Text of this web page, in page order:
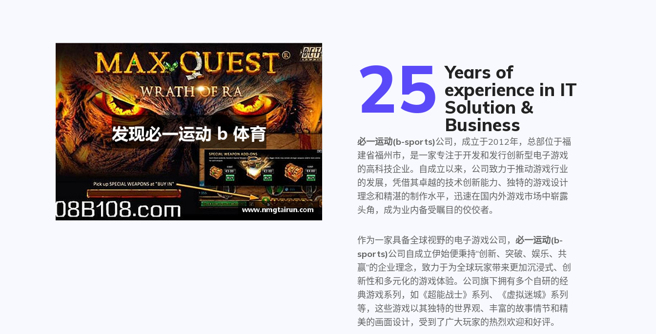
25 Years of
experience in IT
Solution &
Business
必一运动(b-sports)公司，成立于2012年，总部位于福
建省福州市，是一家专注于开发和发行创新型电子游戏
的高科技企业。自成立以来，公司致力于推动游戏行业
的发展，凭借其卓越的技术创新能力、独特的游戏设计
理念和精湛的制作水平，迅速在国内外游戏市场中崭露
头角，成为业内备受瞩目的佼佼者。
作为一家具备全球视野的电子游戏公司， 必一运动(b-
sports)公司自成立伊始便秉持“创新、突破、娱乐、共
赢”的企业理念，致力于为全球玩家带来更加沉浸式、创
新性和多元化的游戏体验。公司旗下拥有多个自研的经
典游戏系列，如《超能战士》系列、《虚拟迷城》系列
等，这些游戏以其独特的世界观、丰富的故事情节和精
美的画面设计，受到了广大玩家的热烈欢迎和好评。